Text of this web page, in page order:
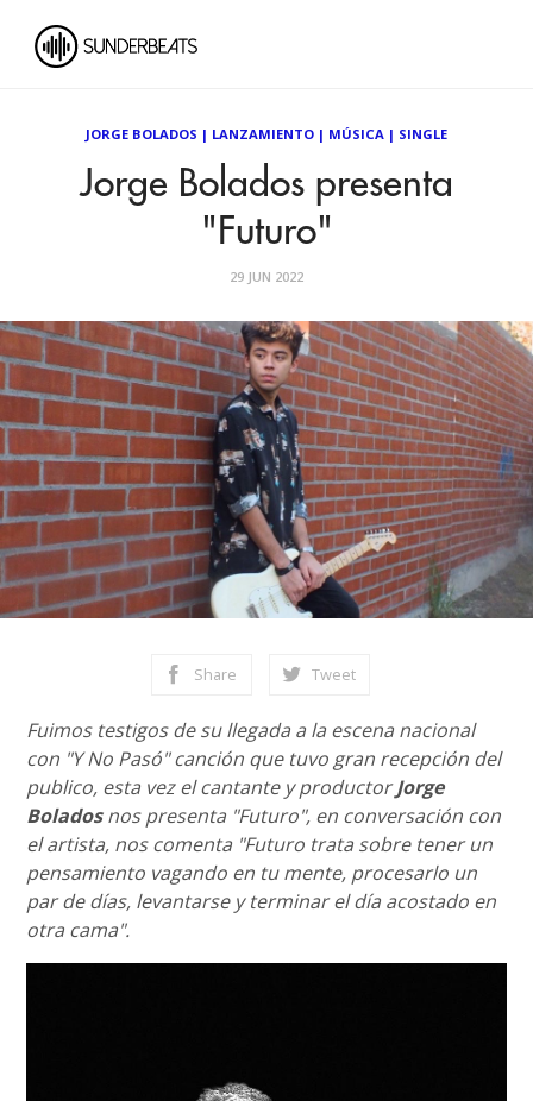
JORGE BOLADOS | LANZAMIENTO | MÚSICA | SINGLE
Jorge Bolados presenta
"Futuro"
29 JUN 2022
Share Tweet
Fuimos testigos de su llegada a la escena nacional
con "Y No Pasó" canción que tuvo gran recepción del
publico, esta vez el cantante y productorJorge
Boladosnos presenta "Futuro", en conversación con
el artista, nos comenta "Futuro trata sobre tener un
pensamiento vagando en tu mente, procesarlo un
par de días, levantarse y terminar el día acostado en
otra cama".